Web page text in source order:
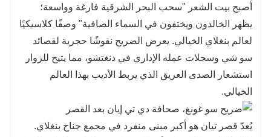
أصبح بيت الشعر "سحب البحر الشرقية فارغة وواسعة؛
يظهر الخالدون ويختفون في السماء الصافية" وصفًا كلاسيكيًا
لعالم بنغلاي الخيالي. يعرض الضريح نقوشًا حجرية لقصائد
سو شي وسجلات عمله الإداري في دنغتشو، مما يتيح للزوار
استشعار الصدى العريق الذي يربط الأديب بهذا العالم
الخيالي.
يُعدّ قصر تيان هو أكبر مبنى منفرد في مجمع جناح بنغلاي.